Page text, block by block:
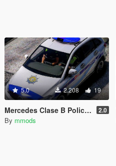
5.0 2.208 19
Mercedes Clase B Policia Municipal Bilbao [Replace | ELS | Template] 2.0
By mmods